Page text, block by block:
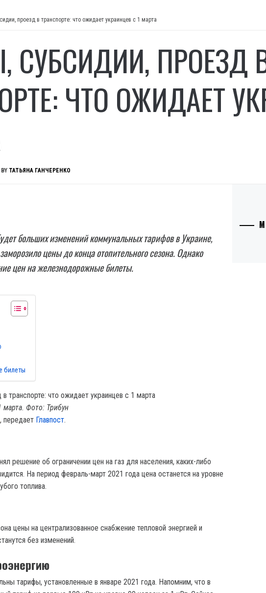
проезд в транспорте: что ожидает украинцев с 1 марта
СУБСИДИИ, ПРОЕЗД
ЧТО ОЖИДАЕТ
BY ТАТЬЯНА ГАНЧЕРЕНКО
больших изменений коммунальных тарифов в Украине,
цены до конца отопительного сезона. Однако
цен на железнодорожные билеты.
билеты
марта. Фото: Трибун
, передает Главпост.
решение об ограничении цен на газ для населения, каких-либо
На период февраль-март 2021 года цена останется на уровне
топлива.
цены на централизованное снабжение тепловой энергией и
без изменений.
тарифы, установленные в январе 2021 года. Напомним, что в